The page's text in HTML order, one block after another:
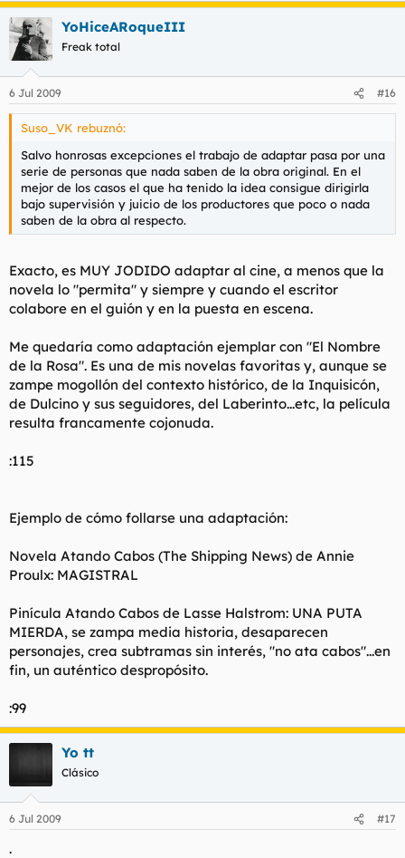
YoHiceARoqueIII
Freak total
6 Jul 2009 #16
Suso_VK rebuznó:
Salvo honrosas excepciones el trabajo de adaptar pasa por una
serie de personas que nada saben de la obra original. En el
mejor de los casos el que ha tenido la idea consigue dirigirla
bajo supervisión y juicio de los productores que poco o nada
saben de la obra al respecto.
Exacto, es MUY JODIDO adaptar al cine, a menos que la
novela lo "permita" y siempre y cuando el escritor
colabore en el guión y en la puesta en escena.
Me quedaría como adaptación ejemplar con "El Nombre
de la Rosa". Es una de mis novelas favoritas y, aunque se
zampe mogollón del contexto histórico, de la Inquisicón,
de Dulcino y sus seguidores, del Laberinto...etc, la película
resulta francamente cojonuda.
:115
Ejemplo de cómo follarse una adaptación:
Novela Atando Cabos (The Shipping News) de Annie
Proulx: MAGISTRAL
Pinícula Atando Cabos de Lasse Halstrom: UNA PUTA
MIERDA, se zampa media historia, desaparecen
personajes, crea subtramas sin interés, "no ata cabos"...en
fin, un auténtico despropósito.
:99
Yo tt
Clásico
6 Jul 2009 #17
.